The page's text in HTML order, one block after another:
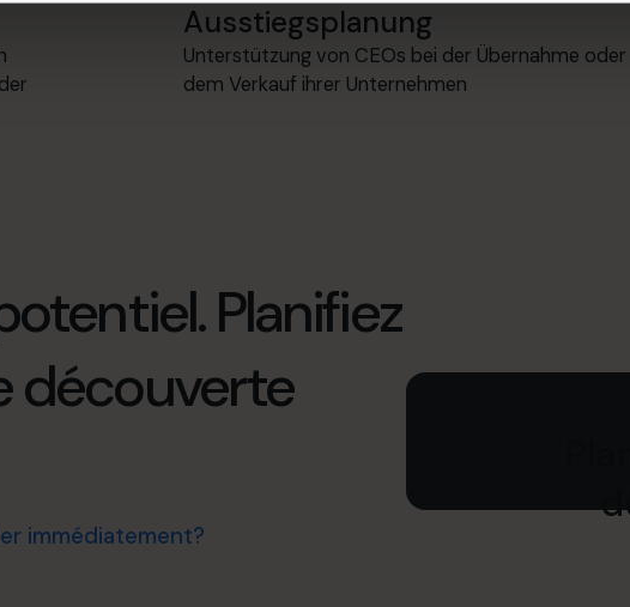
Ausstiegsplanung
Unterstützung von CEOs bei der Übernahme oder
dem Verkauf ihrer Unternehmen
Planifiez
découverte
immédiatement?